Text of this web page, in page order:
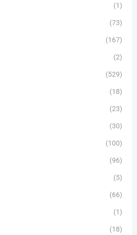
(1)
(73)
(167)
(2)
(529)
(18)
(23)
(30)
(100)
(96)
(5)
(66)
(1)
(18)